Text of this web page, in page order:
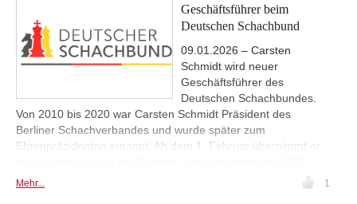
Geschäftsführer beim
Deutschen Schachbund
09.01.2026 – Carsten
Schmidt wird neuer
Geschäftsführer des
Deutschen Schachbundes.
Von 2010 bis 2020 war Carsten Schmidt Präsident des
Berliner Schachverbandes und wurde später zum
Ehrenpräsidenten ernannt. Ab dem 1. Februar übernimmt er
Mehr... 1